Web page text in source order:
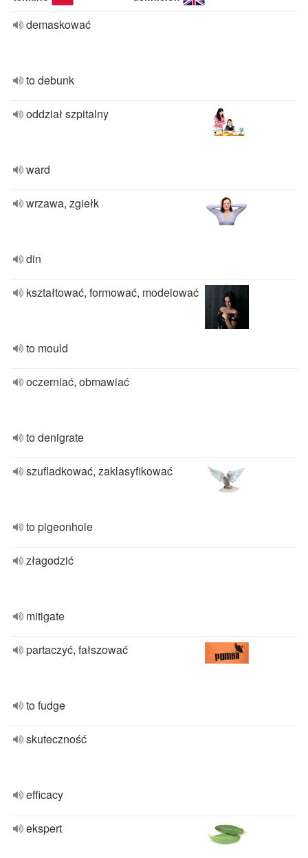
demaskować
to debunk
oddział szpitalny
ward
wrzawa, zgiełk
din
kształtować, formować, modelować
to mould
oczerniać, obmawiać
to denigrate
szufladkować, zaklasyfikować
to pigeonhole
złagodzić
mitigate
partaczyć, fałszować
to fudge
skuteczność
efficacy
ekspert